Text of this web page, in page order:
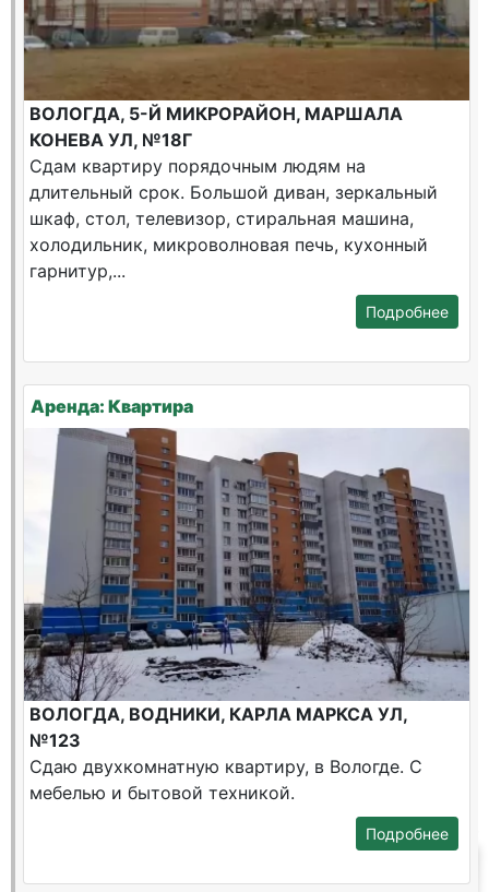
ВОЛОГДА, 5-Й МИКРОРАЙОН, МАРШАЛА
КОНЕВА УЛ, №18Г
Сдам квартиру порядочным людям на
длительный срок. Большой диван, зеркальный
шкаф, стол, телевизор, стиральная машина,
холодильник, микроволновая печь, кухонный
гарнитур,...
Подробнее
Аренда: Квартира
ВОЛОГДА, ВОДНИКИ, КАРЛА МАРКСА УЛ,
№123
Сдаю двухкомнатную квартиру, в Вологде. С
мебелью и бытовой техникой.
Подробнее